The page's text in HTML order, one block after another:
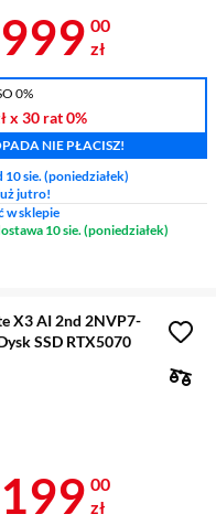
16 999
00
zł
0%
x 30 rat0%
NIE PŁACISZ!
10 sie. (poniedziałek)
jutro!
w sklepie
10 sie. (poniedziałek)
X3 AI 2nd 2NVP7-
SSD RTX5070
10 199
00
zł